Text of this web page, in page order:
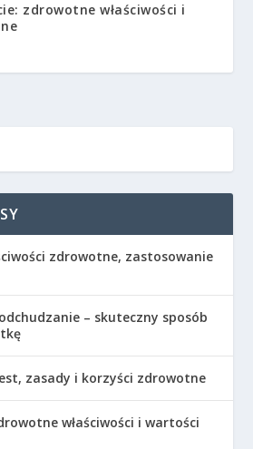
zdrowotne właściwości i
zdrowotne, zastosowanie
– skuteczny sposób
zasady i korzyści zdrowotne
właściwości i wartości